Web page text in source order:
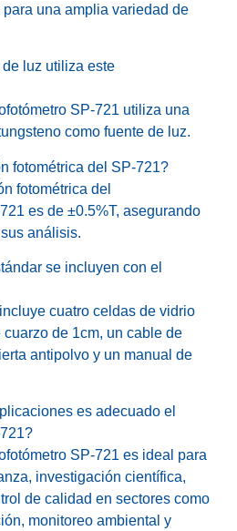
una amplia variedad de
luz utiliza este
SP-721 utiliza una
como fuente de luz.
fotométrica del SP-721?
fotométrica del
es de ±0.5%T, asegurando
análisis.
se incluyen con el
cuatro celdas de vidrio
de 1cm, un cable de
antipolvo y un manual de
es adecuado el
SP-721 es ideal para
investigación científica,
de calidad en sectores como
monitoreo ambiental y